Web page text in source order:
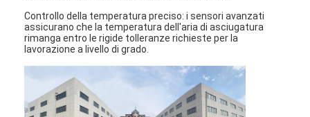
Casa
Prodotti
Chi siamo
Controllo della temperatura preciso: i sensori avanzati
assicurano che la temperatura dell'aria di asciugatura
rimanga entro le rigide tolleranze richieste per la
lavorazione a livello di grado.